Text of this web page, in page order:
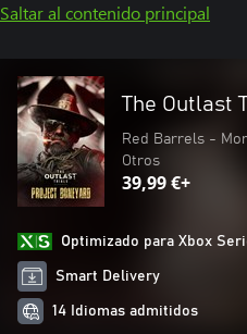
Saltar al contenido principal
The Outlast
Red Barrels -
Otros
39,99 €+
Optimizado para Xbox
Smart Delivery
14 Idiomas admitidos